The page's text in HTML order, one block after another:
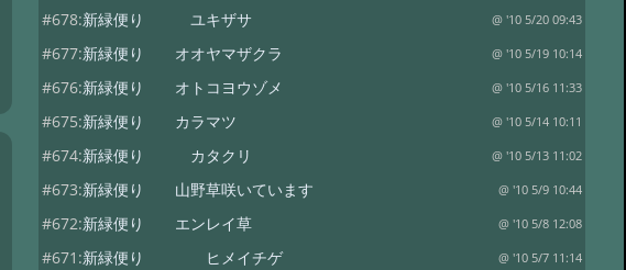
#678:新緑便り ユキザサ @ '10 5/20 09:43
#677:新緑便り オオヤマザクラ @ '10 5/19 10:14
#676:新緑便り オトコヨウゾメ @ '10 5/16 11:33
#675:新緑便り カラマツ @ '10 5/14 10:11
#674:新緑便り カタクリ @ '10 5/13 11:02
#673:新緑便り 山野草咲いています @ '10 5/9 10:44
#672:新緑便り エンレイ草 @ '10 5/8 12:08
#671:新緑便り ヒメイチゲ @ '10 5/7 11:14